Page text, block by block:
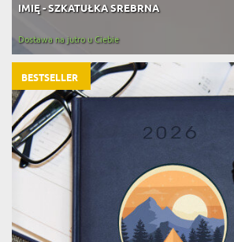
IMIĘ - SZKATUŁKA SREBRNA
Dostawa na jutro u Ciebie
BESTSELLER